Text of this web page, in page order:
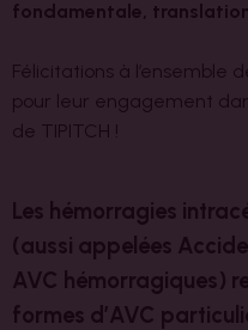
fondamentale,
Félicitations à l’ensemble
pour leur engagement
de TIPITCH !
Les hémorragies
(aussi appelées
AVC hémorragiques)
formes d’AVC